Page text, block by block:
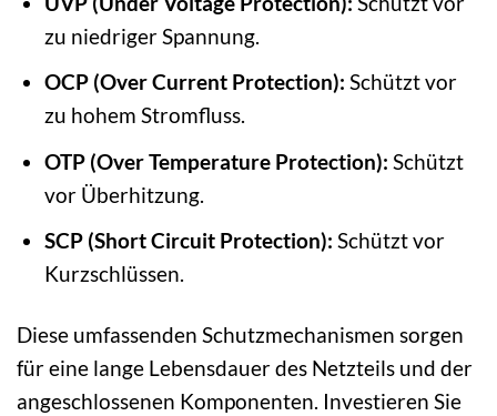
zu niedriger Spannung.
OCP (Over Current Protection): Schützt vor
zu hohem Stromfluss.
OTP (Over Temperature Protection): Schützt
vor Überhitzung.
SCP (Short Circuit Protection): Schützt vor
Kurzschlüssen.
Diese umfassenden Schutzmechanismen sorgen
für eine lange Lebensdauer des Netzteils und der
angeschlossenen Komponenten. Investieren Sie